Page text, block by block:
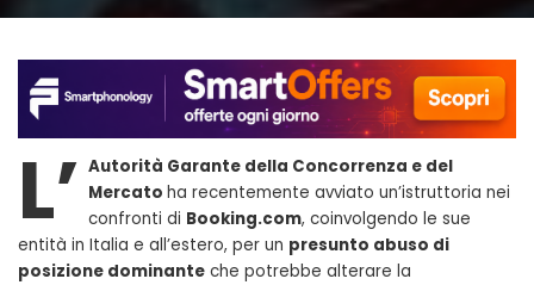
L’ Autorità Garante della Concorrenza e del
Mercato ha recentemente avviato un’istruttoria nei
confronti di Booking.com, coinvolgendo le sue
entità in Italia e all’estero, per un presunto abuso di
posizione dominante che potrebbe alterare la